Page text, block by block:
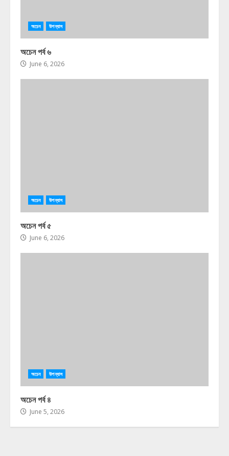
অচেন উপন্যাস
অচেন পর্ব ৬
June 6, 2026
অচেন উপন্যাস
অচেন পর্ব ৫
June 6, 2026
অচেন উপন্যাস
অচেন পর্ব ৪
June 5, 2026